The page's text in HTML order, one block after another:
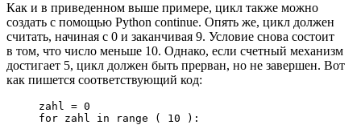
Как и в приведенном выше примере, цикл также можно
создать с помощью Python continue. Опять же, цикл должен
считать, начиная с 0 и заканчивая 9. Условие снова состоит
в том, что число меньше 10. Однако, если счетный механизм
достигает 5, цикл должен быть прерван, но не завершен. Вот
как пишется соответствующий код:
zahl = 0
for zahl in range ( 10 ):